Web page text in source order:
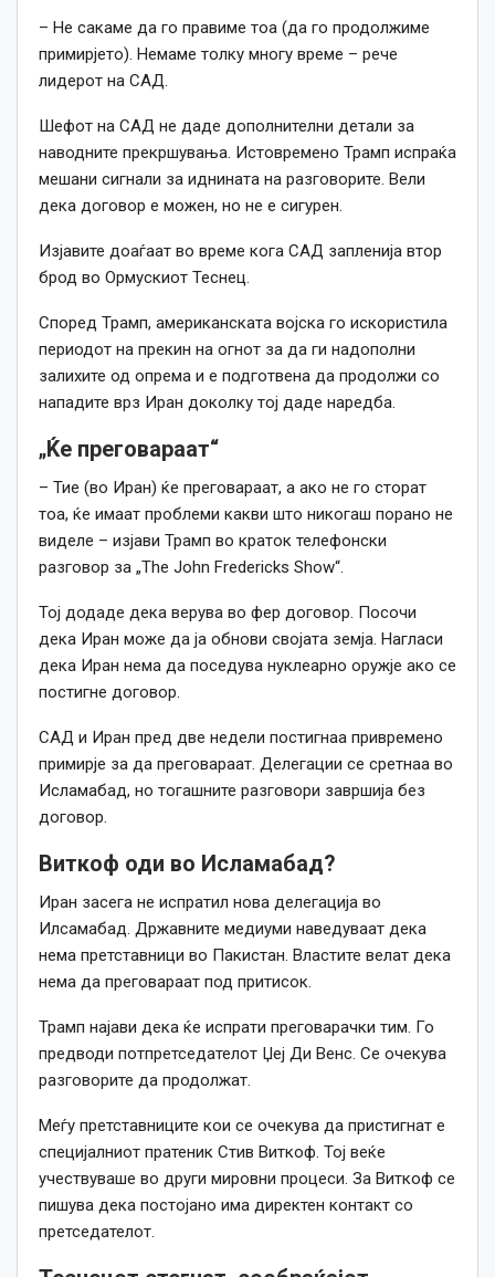
– Не сакаме да го правиме тоа (да го продолжиме
примирјето). Немаме толку многу време – рече
лидерот на САД.
Шефот на САД не даде дополнителни детали за
наводните прекршувања. Истовремено Трамп испраќа
мешани сигнали за иднината на разговорите. Вели
дека договор е можен, но не е сигурен.
Изјавите доаѓаат во време кога САД запленија втор
брод во Ормускиот Теснец.
Според Трамп, американската војска го искористила
периодот на прекин на огнот за да ги надополни
залихите од опрема и е подготвена да продолжи со
нападите врз Иран доколку тој даде наредба.
„Ќе преговараат“
– Тие (во Иран) ќе преговараат, а ако не го сторат
тоа, ќе имаат проблеми какви што никогаш порано не
виделе – изјави Трамп во краток телефонски
разговор за „Тhe John Fredericks Show“.
Тој додаде дека верува во фер договор. Посочи
дека Иран може да ја обнови својата земја. Нагласи
дека Иран нема да поседува нуклеарно оружје ако се
постигне договор.
САД и Иран пред две недели постигнаа привремено
примирје за да преговараат. Делегации се сретнаа во
Исламабад, но тогашните разговори завршија без
договор.
Виткоф оди во Исламабад?
Иран засега не испратил нова делегација во
Илсамабад. Државните медиуми наведуваат дека
нема претставници во Пакистан. Властите велат дека
нема да преговараат под притисок.
Трамп најави дека ќе испрати преговарачки тим. Го
предводи потпретседателот Џеј Ди Венс. Се очекува
разговорите да продолжат.
Меѓу претставниците кои се очекува да пристигнат е
специјалниот пратеник Стив Виткоф. Тој веќе
учествуваше во други мировни процеси. За Виткоф се
пишува дека постојано има директен контакт со
претседателот.